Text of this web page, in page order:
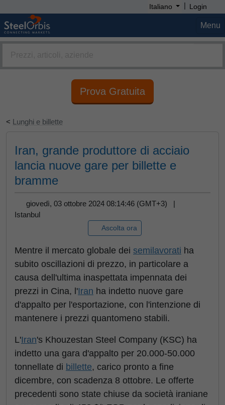
Italiano | Login
Menu
Prova Gratuita
< Lunghi e billette
Iran, grande produttore di acciaio
lancia nuove gare per billette e
bramme
giovedì, 03 ottobre 2024 08:14:46 (GMT+3) |
Istanbul
Ascolta ora
Mentre il mercato globale dei semilavorati ha
subito oscillazioni di prezzo, in particolare a
causa dell'ultima inaspettata impennata dei
prezzi in Cina, l'Iran ha indetto nuove gare
d'appalto per l'esportazione, con l'intenzione di
mantenere i prezzi quantomeno stabili.
L'Iran's Khouzestan Steel Company (KSC) ha
indetto una gara d'appalto per 20.000-50.000
tonnellate di billette, carico pronto a fine
dicembre, con scadenza 8 ottobre. Le offerte
precedenti sono state chiuse da società iraniane